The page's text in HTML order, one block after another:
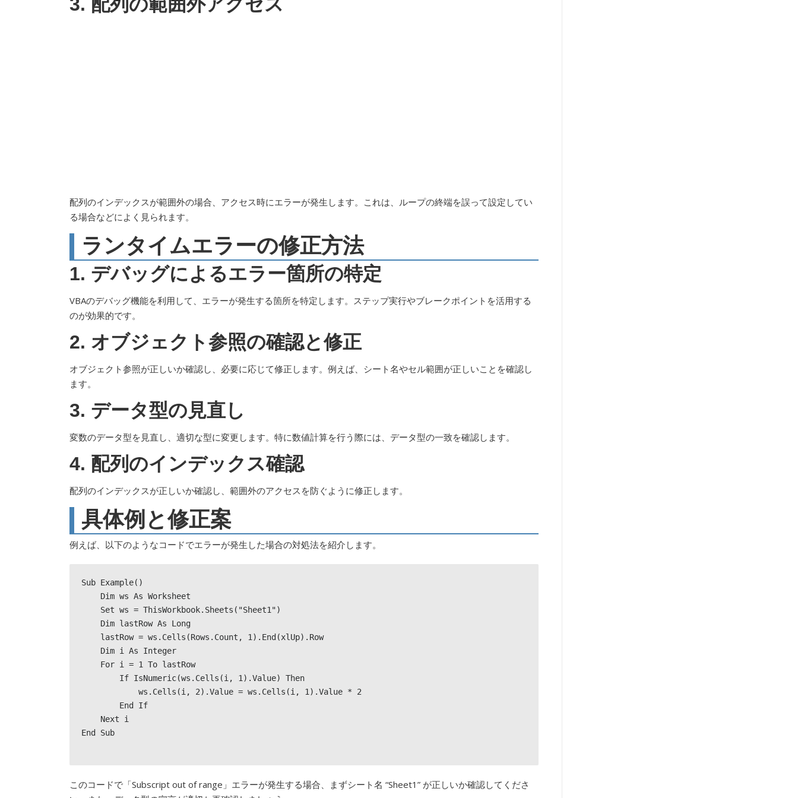
配列のインデックスが範囲外の場合、アクセス時にエラーが発生します。これは、ループの終端を誤って設定してい
る場合などによく見られます。
ランタイムエラーの修正方法
1. デバッグによるエラー箇所の特定
VBAのデバッグ機能を利用して、エラーが発生する箇所を特定します。ステップ実行やブレークポイントを活用する
のが効果的です。
2. オブジェクト参照の確認と修正
オブジェクト参照が正しいか確認し、必要に応じて修正します。例えば、シート名やセル範囲が正しいことを確認し
ます。
3. データ型の見直し
変数のデータ型を見直し、適切な型に変更します。特に数値計算を行う際には、データ型の一致を確認します。
4. 配列のインデックス確認
配列のインデックスが正しいか確認し、範囲外のアクセスを防ぐように修正します。
具体例と修正案
例えば、以下のようなコードでエラーが発生した場合の対処法を紹介します。
Sub Example()
End Sub
このコードで「Subscript out of range」エラーが発生する場合、まずシート名 “Sheet1” が正しいか確認してくださ